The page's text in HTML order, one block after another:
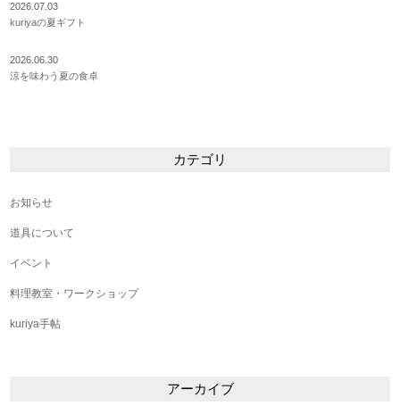
2026.07.03
kuriyaの夏ギフト
2026.06.30
涼を味わう夏の食卓
カテゴリ
お知らせ
道具について
イベント
料理教室・ワークショップ
kuriya手帖
アーカイブ